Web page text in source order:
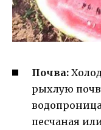
Почва:
рыхлую
песчаная